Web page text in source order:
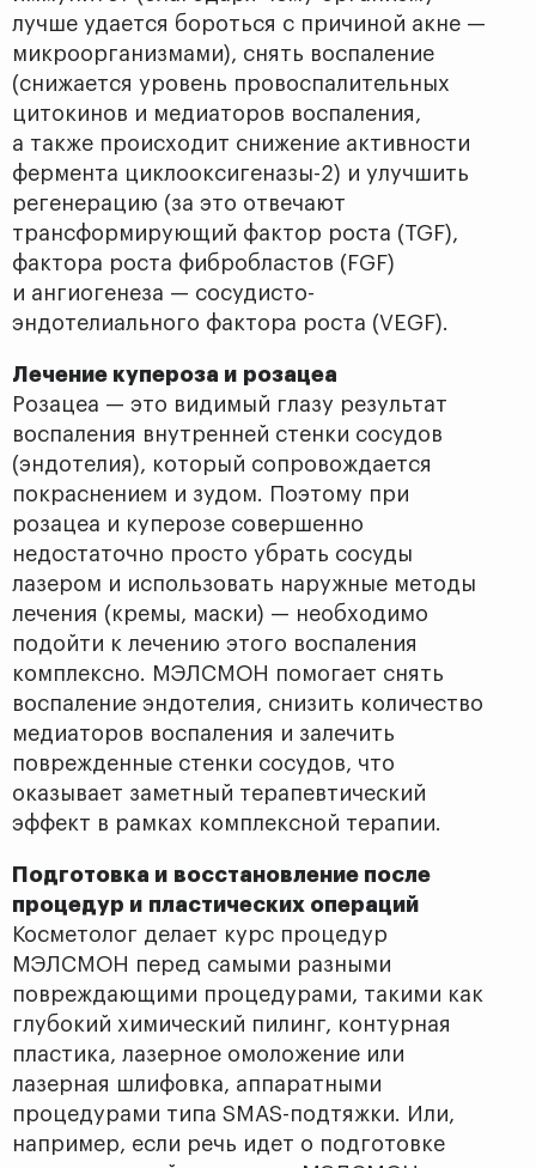
лучше удается бороться с причиной акне —
микроорганизмами), снять воспаление
(снижается уровень провоспалительных
цитокинов и медиаторов воспаления,
а также происходит снижение активности
фермента циклооксигеназы-2) и улучшить
регенерацию (за это отвечают
трансформирующий фактор роста (TGF),
фактора роста фибробластов (FGF)
и ангиогенеза — сосудисто-
эндотелиального фактора роста (VEGF).
Лечение купероза и розацеа
Розацеа — это видимый глазу результат
воспаления внутренней стенки сосудов
(эндотелия), который сопровождается
покраснением и зудом. Поэтому при
розацеа и куперозе совершенно
недостаточно просто убрать сосуды
лазером и использовать наружные методы
лечения (кремы, маски) — необходимо
подойти к лечению этого воспаления
комплексно. МЭЛСМОН помогает снять
воспаление эндотелия, снизить количество
медиаторов воспаления и залечить
поврежденные стенки сосудов, что
оказывает заметный терапевтический
эффект в рамках комплексной терапии.
Подготовка и восстановление после
процедур и пластических операций
Косметолог делает курс процедур
МЭЛСМОН перед самыми разными
повреждающими процедурами, такими как
глубокий химический пилинг, контурная
пластика, лазерное омоложение или
лазерная шлифовка, аппаратными
процедурами типа SMAS-подтяжки. Или,
например, если речь идет о подготовке